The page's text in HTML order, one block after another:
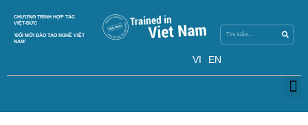
content
CHƯƠNG TRÌNH HỢP TÁC
VIỆT-ĐỨC
‘ĐỔI MỚI ĐÀO TẠO NGHỀ VIỆT
NAM’
VI EN